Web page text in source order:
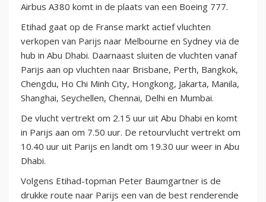
Airbus A380 komt in de plaats van een Boeing 777.
Etihad gaat op de Franse markt actief vluchten
verkopen van Parijs naar Melbourne en Sydney via de
hub in Abu Dhabi. Daarnaast sluiten de vluchten vanaf
Parijs aan op vluchten naar Brisbane, Perth, Bangkok,
Chengdu, Ho Chi Minh City, Hongkong, Jakarta, Manila,
Shanghai, Seychellen, Chennai, Delhi en Mumbai.
De vlucht vertrekt om 2.15 uur uit Abu Dhabi en komt
in Parijs aan om 7.50 uur. De retourvlucht vertrekt om
10.40 uur uit Parijs en landt om 19.30 uur weer in Abu
Dhabi.
Volgens Etihad-topman Peter Baumgartner is de
drukke route naar Parijs een van de best renderende